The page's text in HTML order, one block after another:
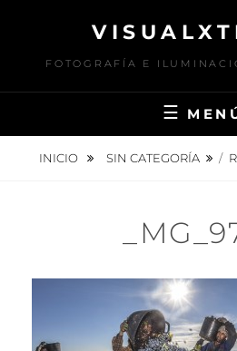
contenidoFOTOGRAFÍA E
INICIO SIN CATEGORÍA /